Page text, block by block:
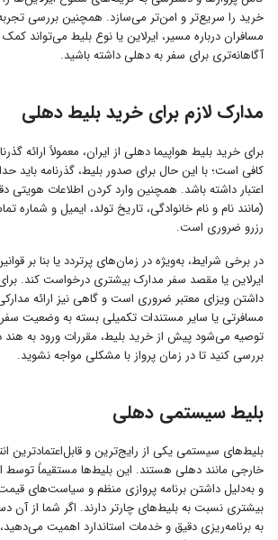
خرید را سریع‌تر و امن‌تر می‌سازد. همچنین بررسی
مسافران درباره مسیر، ایرلاین یا نوع بلیط می‌تواند
آگاهانه‌تری برای سفر به دهلی داشته باشید.
مدارک لازم برای خرید بلیط دهلی
برای خرید بلیط هواپیما دهلی از ایران، معمولاً ارائه
اعتبار داشته باشد. همچنین وارد کردن اطلاعات هویتی
(مانند نام و نام خانوادگی، تاریخ تولد، ایمیل و شماره
رزرو ضروری است.
در برخی شرایط، به‌ویژه در زمان‌های پرتردد یا بنا بر
ایرلاین یا مقصد سفر مدارک بیشتری درخواست کند.
داشتن ویزای معتبر ضروری است و گاهی نیز ارائه
مسافرتی یا سایر مستندات تکمیلی بسته به وضعیت
توصیه می‌شود پیش از خرید بلیط، مقررات ورود به هند
بررسی کنید تا در زمان پرواز با مشکلی مواجه نشوید.
بلیط سیستمی دهلی
بلیط‌های سیستمی یکی از رایج‌ترین و قابل‌اعتمادترین
خارجی مانند دهلی هستند. این بلیط‌ها مستقیماً توسط
و به‌دلیل داشتن برنامه‌ پروازی منظم و سیاست‌های
بیشتری نسبت به بلیط‌های چارتر دارند. اگر شما از آن
به برنامه‌ریزی دقیق و خدمات استاندارد اهمیت